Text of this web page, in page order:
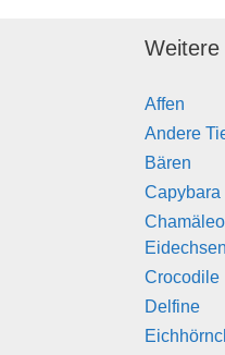
Affen
Andere
Bären
Capybara
Eidechsen
Crocodile
Delfine